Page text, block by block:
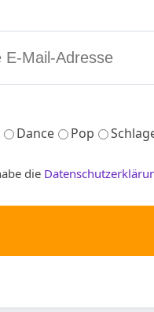
Dance Pop
die